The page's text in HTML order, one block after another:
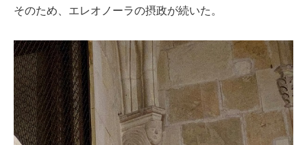
そのため、エレオノーラの摂政が続いた。